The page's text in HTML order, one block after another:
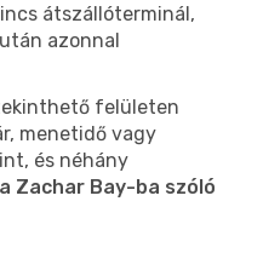
átszállóterminál,
azonnal
felületen
menetidő vagy
és néhány
Zachar Bay-ba szóló